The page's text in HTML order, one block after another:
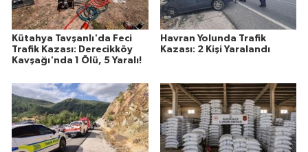
Kütahya Tavşanlı'da Feci
Trafik Kazası: Derecikköy
Kavşağı'nda 1 Ölü, 5 Yaralı!
Havran Yolunda Trafik
Kazası: 2 Kişi Yaralandı